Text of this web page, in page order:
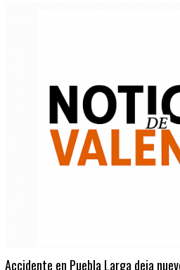
Accidente en Puebla Larga deja